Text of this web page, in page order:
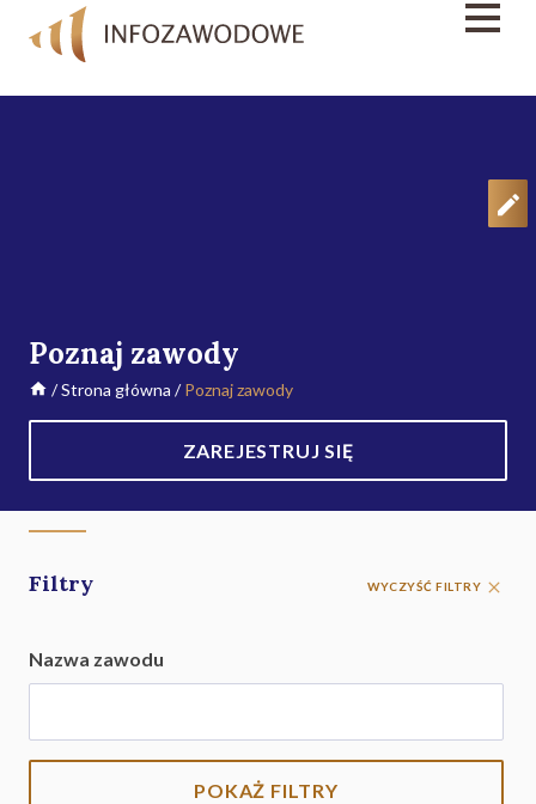
Poznaj zawody
/Strona główna /Poznaj zawody
ZAREJESTRUJ SIĘ
Filtry WYCZYŚĆ FILTRY
Nazwa zawodu
POKAŻ FILTRY